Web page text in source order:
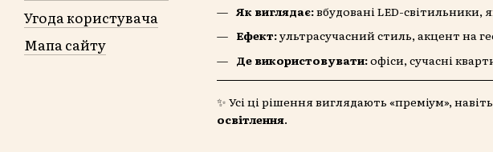
Як виглядає:вбудовані LED-світильники,
Ефект:ультрасучасний стиль, акцент на
Де використовувати:офіси, сучасні
✨ Усі ці рішення виглядають «преміум»,
освітлення.
Угода користувача
Мапа сайту